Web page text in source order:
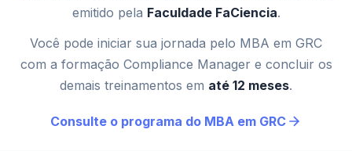
emitido pela Faculdade FaCiencia.
Você pode iniciar sua jornada pelo MBA em GRC
com a formação Compliance Manager e concluir os
demais treinamentos em até 12 meses.
Consulte o programa do MBA em GRC